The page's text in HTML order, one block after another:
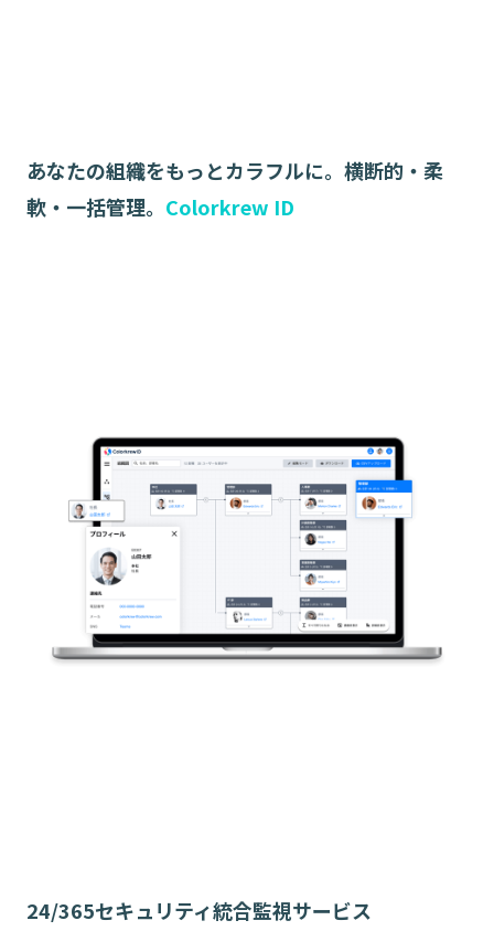
あなたの組織をもっとカラフルに。横断的・柔
軟・一括管理。 Colorkrew ID
24/365セキュリティ統合監視サービス